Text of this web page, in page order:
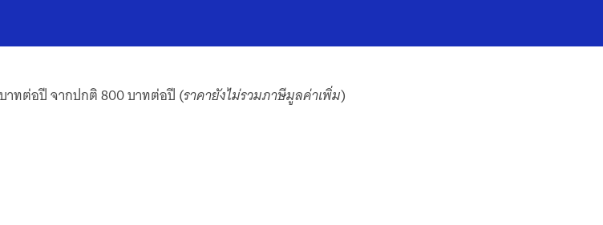
าทต่อปี จากปกติ 800 บาทต่อปี (ราคายังไม่รวมภาษีมูลค่าเพิ่ม)